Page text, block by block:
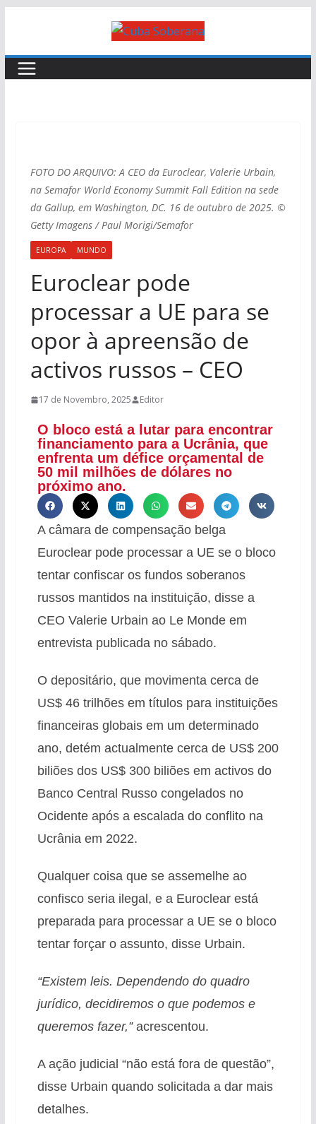
FOTO DO ARQUIVO: A CEO da Euroclear, Valerie Urbain,
na Semafor World Economy Summit Fall Edition na sede
da Gallup, em Washington, DC. 16 de outubro de 2025. ©
Getty Imagens / Paul Morigi/Semafor
EUROPA MUNDO
Euroclear pode
processar a UE para se
opor à apreensão de
activos russos – CEO
17 de Novembro, 2025 Editor
O bloco está a lutar para encontrar
financiamento para a Ucrânia, que
enfrenta um défice orçamental de
50 mil milhões de dólares no
próximo ano.
A câmara de compensação belga
Euroclear pode processar a UE se o bloco
tentar confiscar os fundos soberanos
russos mantidos na instituição, disse a
CEO Valerie Urbain ao Le Monde em
entrevista publicada no sábado.
O depositário, que movimenta cerca de
US$ 46 trilhões em títulos para instituições
financeiras globais em um determinado
ano, detém actualmente cerca de US$ 200
biliões dos US$ 300 biliões em activos do
Banco Central Russo congelados no
Ocidente após a escalada do conflito na
Ucrânia em 2022.
Qualquer coisa que se assemelhe ao
confisco seria ilegal, e a Euroclear está
preparada para processar a UE se o bloco
tentar forçar o assunto, disse Urbain.
“Existem leis. Dependendo do quadro
jurídico, decidiremos o que podemos e
queremos fazer,”acrescentou.
A ação judicial “não está fora de questão”,
disse Urbain quando solicitada a dar mais
detalhes.